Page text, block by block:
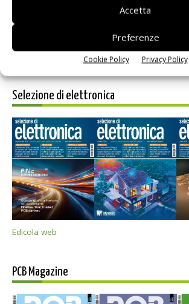
Accetta
Preferenze
Cookie Policy Privacy Policy
Selezione di elettronica
Edicola web
PCB Magazine